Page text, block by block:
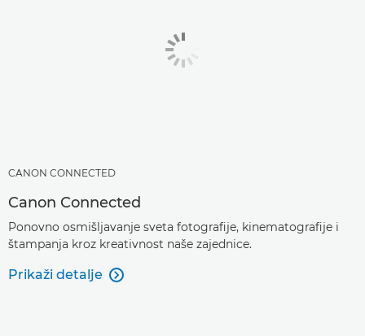
CANON CONNECTED
Canon Connected
Ponovno osmišljavanje sveta fotografije, kinematografije i
štampanja kroz kreativnost naše zajednice.
Prikaži detalje 